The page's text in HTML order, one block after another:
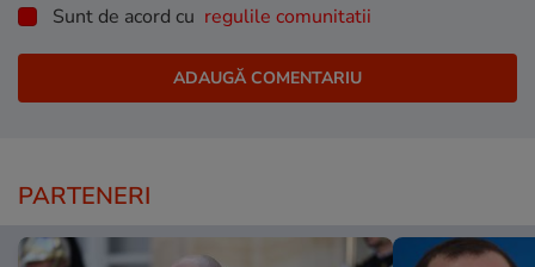
Sunt de acord cu regulile comunitatii
PARTENERI